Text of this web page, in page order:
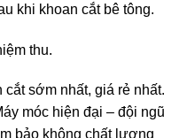
khi khoan cắt bê tông.
thu.
sớm nhất, giá rẻ nhất.
móc hiện đại – đội ngũ
bảo không chất lượng